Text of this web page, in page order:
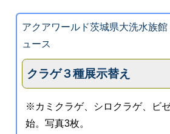
アクアワールド茨城県大洗水族館
ュース
クラゲ３種展示替え
※カミクラゲ、シロクラゲ、ビ
始。写真3枚。